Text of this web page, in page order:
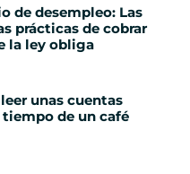
de desempleo: Las
prácticas de cobrar
la ley obliga
unas cuentas
tiempo de un café